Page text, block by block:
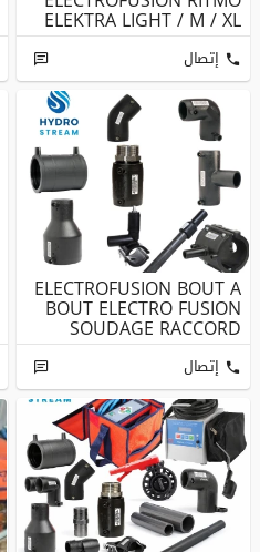
ELEKTRA LIGHT / M / XL
إتصال
ELECTROFUSION BOUT A
BOUT ELECTRO FUSION
SOUDAGE RACCORD
MANCHON COUDE...
إتصال